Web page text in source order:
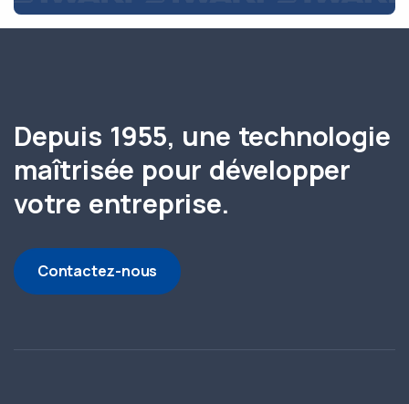
Depuis 1955, une technologie
maîtrisée pour développer
votre entreprise.
Contactez-nous